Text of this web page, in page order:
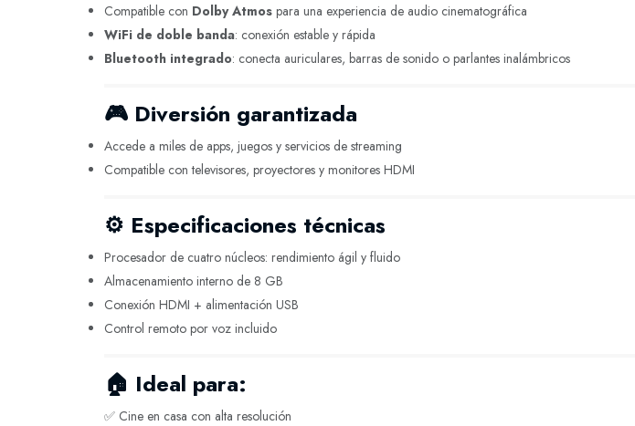
Compatible con Dolby Atmos para una experiencia de audio cinematográfica
WiFi de doble banda: conexión estable y rápida
Bluetooth integrado: conecta auriculares, barras de sonido o parlantes inalámbricos
🎮 Diversión garantizada
Accede a miles de apps, juegos y servicios de streaming
Compatible con televisores, proyectores y monitores HDMI
⚙️ Especificaciones técnicas
Procesador de cuatro núcleos: rendimiento ágil y fluido
Almacenamiento interno de 8 GB
Conexión HDMI + alimentación USB
Control remoto por voz incluido
🏠 Ideal para:
✅ Cine en casa con alta resolución